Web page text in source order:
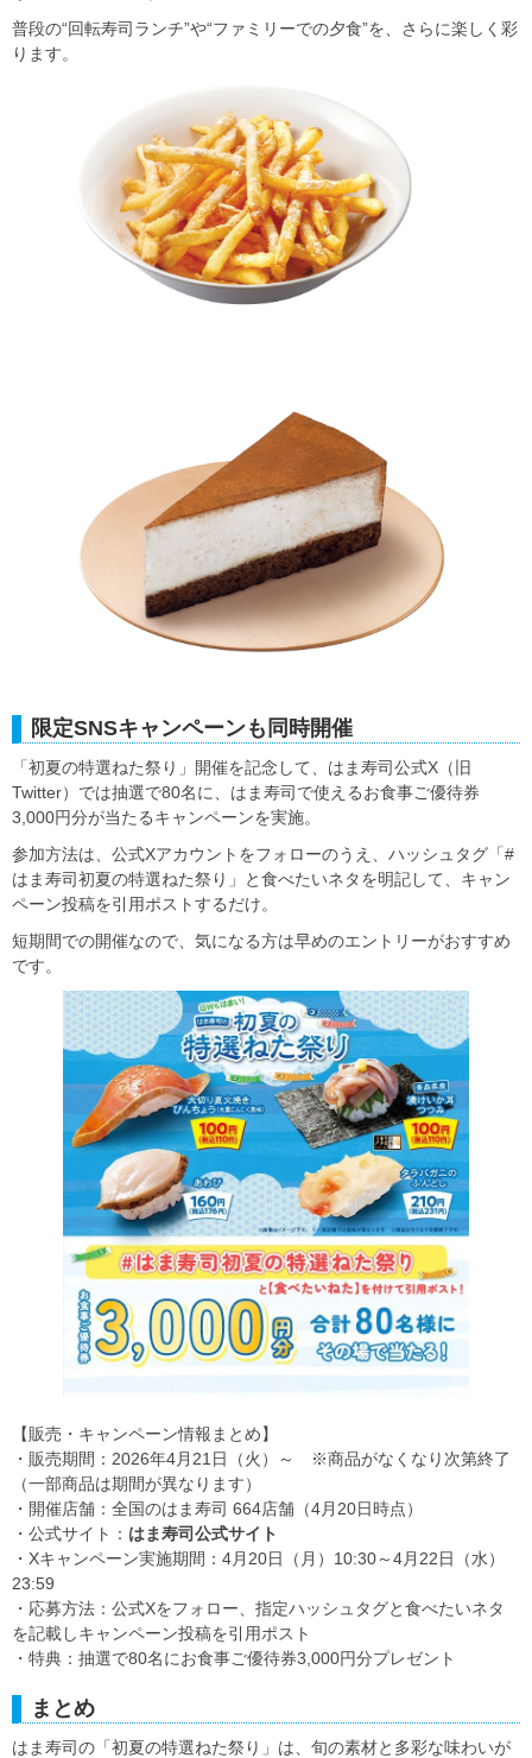
普段の“回転寿司ランチ”や“ファミリーでの夕食”を、さらに楽しく彩
ります。
限定SNSキャンペーンも同時開催
「初夏の特選ねた祭り」開催を記念して、はま寿司公式X（旧
Twitter）では抽選で80名に、はま寿司で使えるお食事ご優待券
3,000円分が当たるキャンペーンを実施。
参加方法は、公式Xアカウントをフォローのうえ、ハッシュタグ「#
はま寿司初夏の特選ねた祭り」と食べたいネタを明記して、キャン
ペーン投稿を引用ポストするだけ。
短期間での開催なので、気になる方は早めのエントリーがおすすめ
です。
【販売・キャンペーン情報まとめ】
・販売期間：2026年4月21日（火）～ ※商品がなくなり次第終了
（一部商品は期間が異なります）
・開催店舗：全国のはま寿司 664店舗（4月20日時点）
・公式サイト： はま寿司公式サイト
・Xキャンペーン実施期間：4月20日（月）10:30～4月22日（水）
23:59
・応募方法：公式Xをフォロー、指定ハッシュタグと食べたいネタ
を記載しキャンペーン投稿を引用ポスト
・特典：抽選で80名にお食事ご優待券3,000円分プレゼント
まとめ
はま寿司の「初夏の特選ねた祭り」は、旬の素材と多彩な味わいが